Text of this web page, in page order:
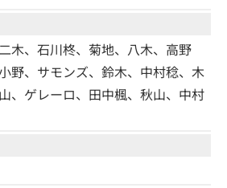
木、石川柊、菊地、八木、高野
野、サモンズ、鈴木、中村稔、木
、ゲレーロ、田中楓、秋山、中村